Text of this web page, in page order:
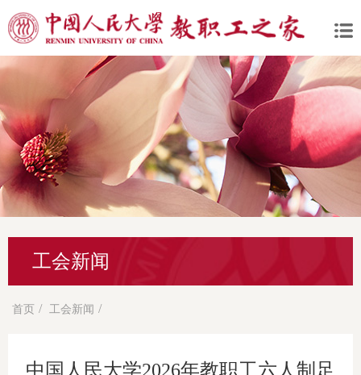
工会新闻
首页 / 工会新闻 /
中国人民大学2026年教职工六人制足